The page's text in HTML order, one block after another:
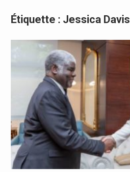
Étiquette : Jessica